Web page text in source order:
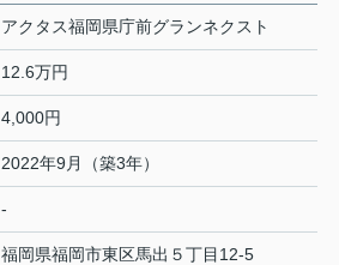
アクタス福岡県庁前グランネクスト
12.6万円
4,000円
2022年9月（築3年）
-
福岡県福岡市東区馬出 ５丁目12-5